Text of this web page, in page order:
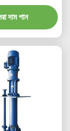
IP68
দাম পান